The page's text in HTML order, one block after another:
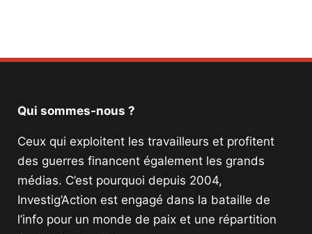
Qui sommes-nous ?
Ceux qui exploitent les travailleurs et profitent
des guerres financent également les grands
médias. C’est pourquoi depuis 2004,
Investig’Action est engagé dans la bataille de
l’info pour un monde de paix et une répartition